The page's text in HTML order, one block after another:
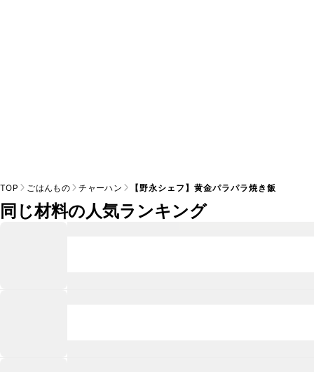
TOP ごはんもの チャーハン 【野永シェフ】黄金パラパラ焼き飯
同じ材料の人気ランキング